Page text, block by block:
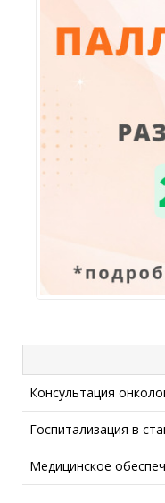
Консультация
Госпитализация в
Медицинское